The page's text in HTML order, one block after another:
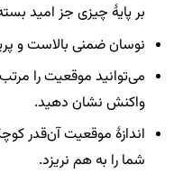
بر پایهٔ چیزی جز امید
نوسان ضمنی بالاست و
می‌توانید موقعیت را
واکنش نشان دهید.
اندازهٔ موقعیت آن‌قدر
شما را به هم نریزد.